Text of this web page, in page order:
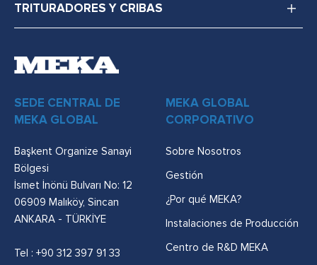
TRITURADORES Y CRIBAS
SEDE CENTRAL DE
MEKA GLOBAL
Başkent Organize Sanayi
Bölgesi
İsmet İnönü Bulvarı No: 12
06909 Malıköy, Sincan
ANKARA - TÜRKİYE
Tel : +90 312 397 91 33
MEKA GLOBAL
CORPORATIVO
Sobre Nosotros
Gestión
¿Por qué MEKA?
Instalaciones de Producción
Centro de R&D MEKA